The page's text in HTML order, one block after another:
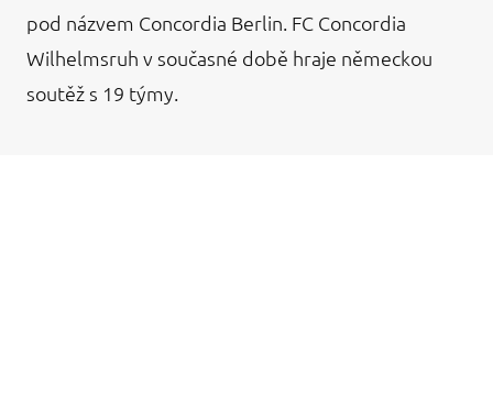
pod názvem Concordia Berlin. FC Concordia
Wilhelmsruh v současné době hraje německou
soutěž s 19 týmy.